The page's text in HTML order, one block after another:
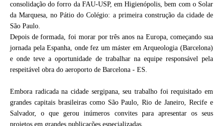
consolidação do forro da FAU-USP, em Higienópolis, bem com o Solar
da Marquesa, no Pátio do Colégio: a primeira construção da cidade de
São Paulo.
Depois de formada, foi morar por três anos na Europa, começando sua
jornada pela Espanha, onde fez um máster em Arqueologia (Barcelona)
e onde teve a oportunidade de trabalhar na equipe responsável pela
respeitável obra do aeroporto de Barcelona - ES.
Embora radicada na cidade sergipana, seu trabalho foi requisitado em
grandes capitais brasileiras como São Paulo, Rio de Janeiro, Recife e
Salvador, o que gerou inúmeros convites para apresentar os seus
projetos em grandes publicações especializadas.